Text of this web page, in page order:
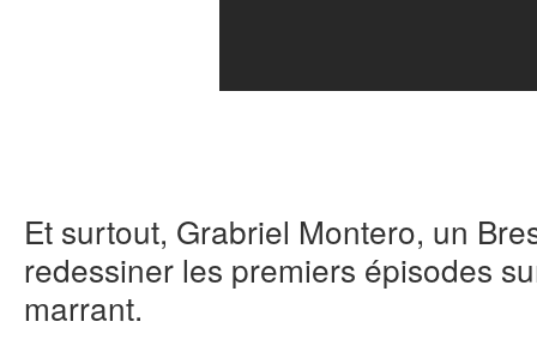
Et surtout, Grabriel Montero, un
redessiner les premiers épisodes
marrant.